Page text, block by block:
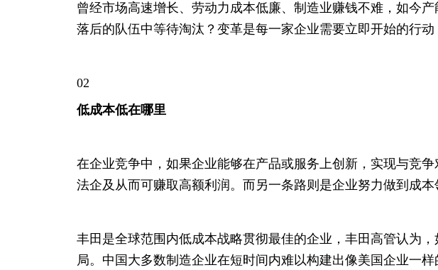
曾经市场高速增长、劳动力成本低廉、制造业赚钱不难，如今
落后的队伍中等待淘汰？变革是每一家企业需要立即开始的行动
02
低成本低在哪里
在企业竞争中，如果企业能够在产品或服务上创新，实现与竞
法企及从而可赚取高额利润。而另一条路则是企业努力做到成
丰田是全球范围内低成本战略贯彻最佳的企业，丰田高管认为
局。中国大多数制造企业在短时间内难以构建出像美国企业一